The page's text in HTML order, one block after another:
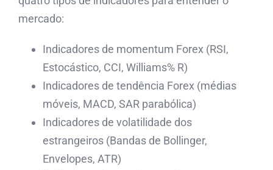
mercado:
Indicadores de momentum Forex (RSI,
Estocástico, CCI, Williams% R)
Indicadores de tendência Forex (médias
móveis, MACD, SAR parabólica)
Indicadores de volatilidade dos
estrangeiros (Bandas de Bollinger,
Envelopes, ATR)